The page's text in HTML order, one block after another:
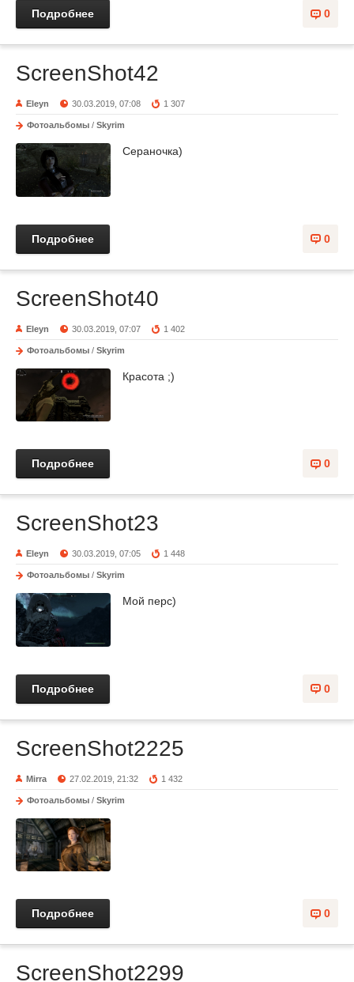
0
Подробнее
ScreenShot42
Eleyn 30.03.2019, 07:08 1 307
Фотоальбомы / Skyrim
Сераночка)
0
Подробнее
ScreenShot40
Eleyn 30.03.2019, 07:07 1 402
Фотоальбомы / Skyrim
Красота ;)
0
Подробнее
ScreenShot23
Eleyn 30.03.2019, 07:05 1 448
Фотоальбомы / Skyrim
Мой перс)
0
Подробнее
ScreenShot2225
Mirra 27.02.2019, 21:32 1 432
Фотоальбомы / Skyrim
0
Подробнее
ScreenShot2299